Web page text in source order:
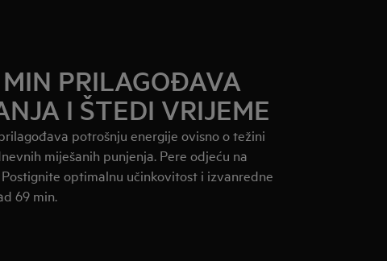
PRILAGOĐAVA
I ŠTEDI VRIJEME
potrošnju energije ovisno o težini
miješanih punjenja. Pere odjeću na
Postignite optimalnu učinkovitost i izvanredne
69 min.